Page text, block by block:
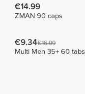
€14.99
ZMAN 90 caps
€9.34€16.99
Multi Men 35+ 60 tabs